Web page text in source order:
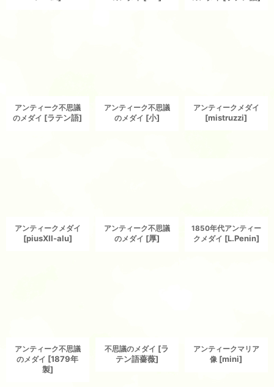
アンティーク不思議
のメダイ [ラテン語]
アンティーク不思議
のメダイ [小]
アンティークメダイ
[mistruzzi]
アンティークメダイ
[piusXII-alu]
アンティーク不思議
のメダイ [厚]
1850年代アンティー
クメダイ [L.Penin]
アンティーク不思議
のメダイ [1879年
製]
不思議のメダイ [ラ
テン語薔薇]
アンティークマリア
像 [mini]